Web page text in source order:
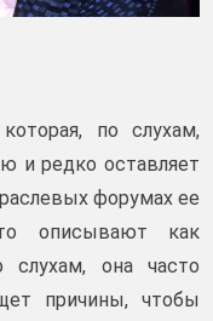
по слухам,
и редко оставляет
форумах ее
описывают как
слухам, она часто
причины, чтобы